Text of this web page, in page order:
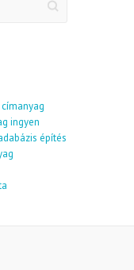
ingyen
építés